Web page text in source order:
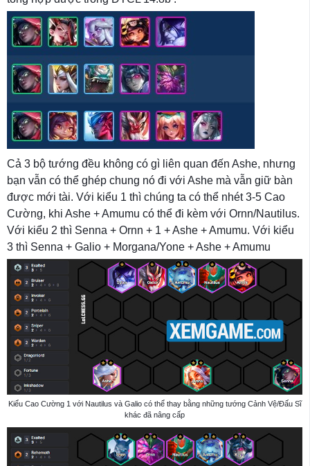
Cả 3 bộ tướng đều không có gì liên quan đến Ashe, nhưng
bạn vẫn có thể ghép chung nó đi với Ashe mà vẫn giữ bàn
được mới tài. Với kiểu 1 thì chúng ta có thể nhét 3-5 Cao
Cường, khi Ashe + Amumu có thể đi kèm với Ornn/Nautilus.
Với kiểu 2 thì Senna + Ornn + 1 + Ashe + Amumu. Với kiểu
3 thì Senna + Galio + Morgana/Yone + Ashe + Amumu
Kiểu Cao Cường 1 với Nautilus và Galio có thể thay bằng những tướng Cảnh Vệ/Đấu Sĩ
khác đã nâng cấp